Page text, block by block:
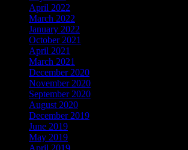
April 2022
March 2022
January 2022
October 2021
April 2021
March 2021
December 2020
November 2020
September 2020
August 2020
December 2019
June 2019
May 2019
April 2019